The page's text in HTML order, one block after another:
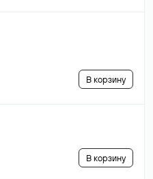
В корзину
В корзину